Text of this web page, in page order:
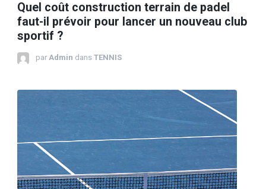
Quel coût construction terrain de padel
faut-il prévoir pour lancer un nouveau club
sportif ?
par Admin dans TENNIS